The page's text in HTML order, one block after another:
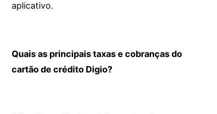
aplicativo.
Quais as principais taxas e cobranças do
cartão de crédito Digio?